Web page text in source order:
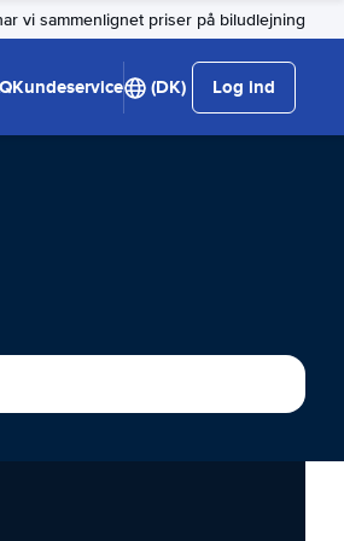
vi sammenlignet priser på biludlejning
Kundeservice (DK) Log ind